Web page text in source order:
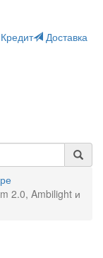
Кредит
Доставка
2.0, Ambilight и